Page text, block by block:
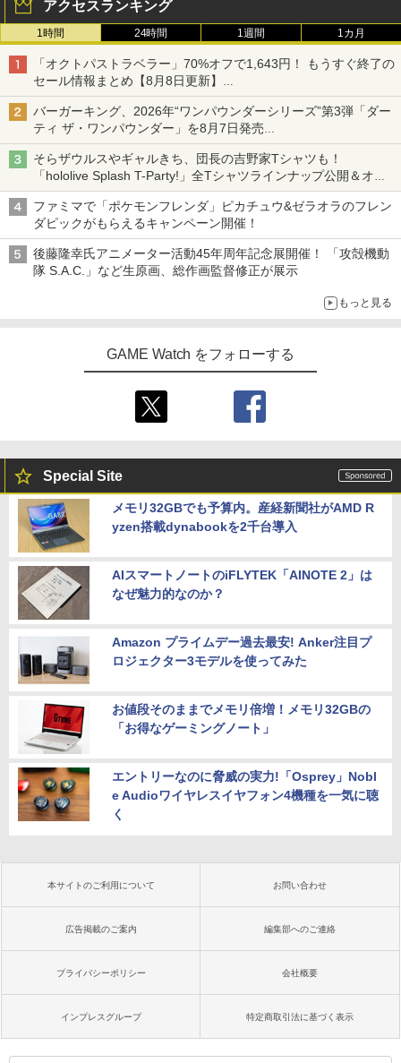
アクセスランキング
1時間 24時間 1週間 1カ月
「オクトパストラベラー」70%オフで1,643円！ もうすぐ終了の
セール情報まとめ【8月8日更新】
ニンテンドーeショップでは「大神 絶景版」が67%オフで990円
バーガーキング、2026年“ワンパウンダーシリーズ”第3弾「ダー
ティ ザ・ワンパウンダー」を8月7日発売
「特製ガーリックマヨソース」を使用した超大型チーズバーガー
そらザウルスやギャルきち、団長の吉野家Tシャツも！
「hololive Splash T-Party!」全Tシャツラインナップ公開＆オン
ライン販売開始
ファミマで「ポケモンフレンダ」ピカチュウ&ゼラオラのフレン
ダピックがもらえるキャンペーン開催！
後藤隆幸氏アニメーター活動45年周年記念展開催！ 「攻殻機動
隊 S.A.C.」など生原画、総作画監督修正が展示
もっと見る
GAME Watch をフォローする
Special Site
メモリ32GBでも予算内。産経新聞社がAMD R
yzen搭載dynabookを2千台導入
AIスマートノートのiFLYTEK「AINOTE 2」は
なぜ魅力的なのか？
Amazon プライムデー過去最安! Anker注目プ
ロジェクター3モデルを使ってみた
お値段そのままでメモリ倍増！メモリ32GBの
「お得なゲーミングノート」
エントリーなのに脅威の実力!「Osprey」Nobl
e Audioワイヤレスイヤフォン4機種を一気に聴
く
本サイトのご利用について お問い合わせ
広告掲載のご案内 編集部へのご連絡
プライバシーポリシー 会社概要
インプレスグループ 特定商取引法に基づく表示